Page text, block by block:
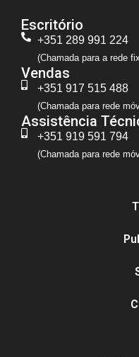
Escritório
+351 289 991 224
(Chamada para a rede
Vendas
+351 917 515 488
(Chamada para rede
Assistência
+351 919 591 794
(Chamada para rede